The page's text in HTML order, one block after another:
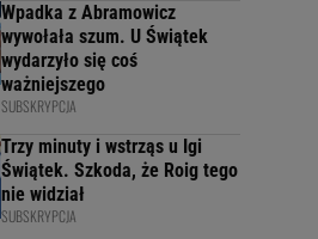
Wpadka z Abramowicz
wywołała szum. U Świątek
wydarzyło się coś
ważniejszego
SUBSKRYPCJA
Trzy minuty i wstrząs u Igi
Świątek. Szkoda, że Roig tego
nie widział
SUBSKRYPCJA